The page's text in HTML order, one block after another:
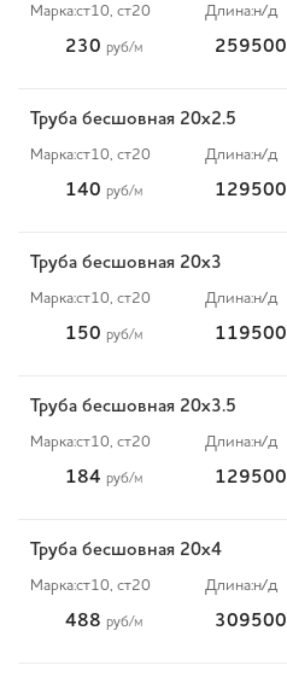
Марка:ст10, ст20 Длина:н/д
230 руб/м 259500
Труба бесшовная 20х2.5
Марка:ст10, ст20 Длина:н/д
140 руб/м 129500
Труба бесшовная 20х3
Марка:ст10, ст20 Длина:н/д
150 руб/м 119500
Труба бесшовная 20х3.5
Марка:ст10, ст20 Длина:н/д
184 руб/м 129500
Труба бесшовная 20х4
Марка:ст10, ст20 Длина:н/д
488 руб/м 309500